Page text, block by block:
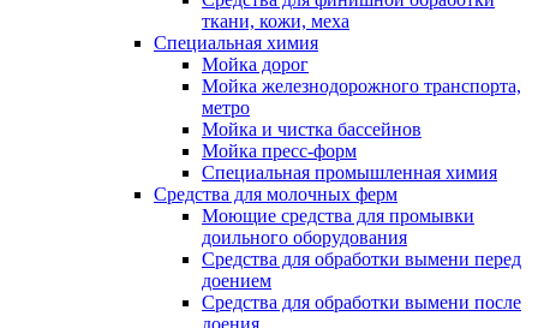
ткани, кожи, меха
Специальная химия
Мойка дорог
Мойка железнодорожного транспорта,
метро
Мойка и чистка бассейнов
Мойка пресс-форм
Специальная промышленная химия
Средства для молочных ферм
Моющие средства для промывки
доильного оборудования
Средства для обработки вымени перед
доением
Средства для обработки вымени после
доения